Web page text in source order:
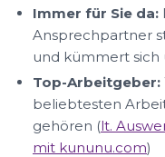
Immer für Sie da:
Ansprechpartner
und kümmert sich
Top-Arbeitgeber:
beliebtesten
gehören (lt.
mit kununu.com)